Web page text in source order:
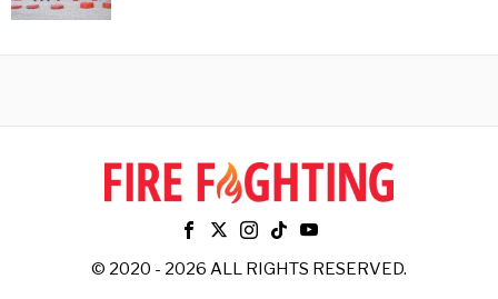
© 2020 - 2026 ALL RIGHTS RESERVED.